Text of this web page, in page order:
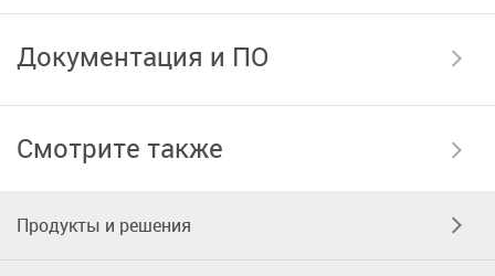
Документация и ПО
Смотрите также
Продукты и решения